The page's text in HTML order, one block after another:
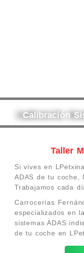
Calibración
Taller
Si vives en
ADAS de tu coche,
Trabajamos cada
Carrocerías
especializados en
sistemas ADAS
de tu coche en